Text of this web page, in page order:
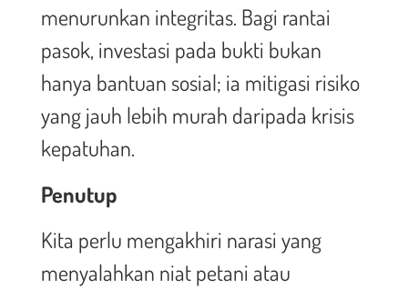
menurunkan integritas. Bagi rantai
pasok, investasi pada bukti bukan
hanya bantuan sosial; ia mitigasi risiko
yang jauh lebih murah daripada krisis
kepatuhan.
Penutup
Kita perlu mengakhiri narasi yang
menyalahkan niat petani atau